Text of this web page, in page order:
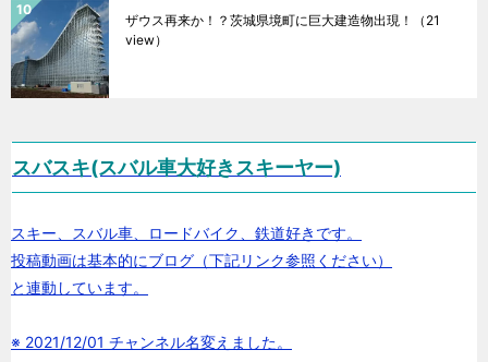
ザウス再来か！？茨城県境町に巨大建造物出現！
（21
view）
スバスキ(スバル車大好きスキーヤー)
スキー、スバル車、ロードバイク、鉄道好きです。
投稿動画は基本的にブログ（下記リンク参照ください）
と連動しています。
※ 2021/12/01 チャンネル名変えました。